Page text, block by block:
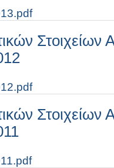
Στοιχείων
Στοιχείων